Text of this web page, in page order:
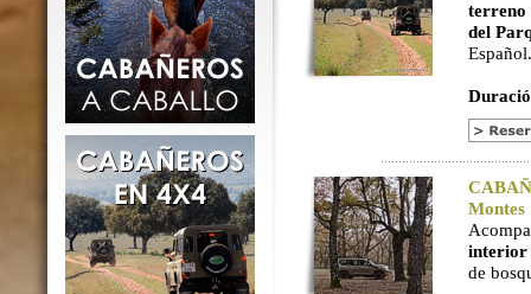
terreno
del
Español.
Montes
interior
de